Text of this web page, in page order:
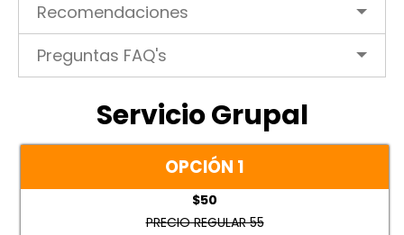
Recomendaciones
Preguntas FAQ's
Servicio Grupal
OPCIÓN 1
$50
PRECIO REGULAR 55